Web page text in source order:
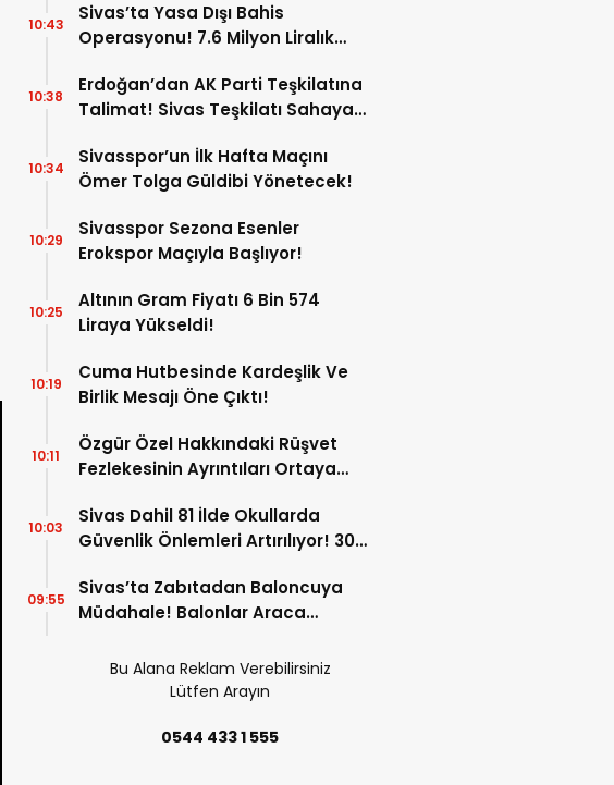
Sivas’ta Yasa Dışı Bahis
Operasyonu! 7.6 Milyon Liralık
10:43
Erdoğan’dan AK Parti Teşkilatına
Talimat! Sivas Teşkilatı Sahaya
10:38
Sivasspor’un İlk Hafta Maçını
Ömer Tolga Güldibi Yönetecek!
10:34
Sivasspor Sezona Esenler
Erokspor Maçıyla Başlıyor!
10:29
Altının Gram Fiyatı 6 Bin 574
Liraya Yükseldi!
10:25
Cuma Hutbesinde Kardeşlik Ve
Birlik Mesajı Öne Çıktı!
10:19
Özgür Özel Hakkındaki Rüşvet
Fezlekesinin Ayrıntıları Ortaya
10:11
Sivas Dahil 81 İlde Okullarda
Güvenlik Önlemleri Artırılıyor! 30
10:03
Sivas’ta Zabıtadan Baloncuya
Müdahale! Balonlar Araca
09:55
Bu Alana Reklam Verebilirsiniz
Lütfen Arayın
0544 433 1 555